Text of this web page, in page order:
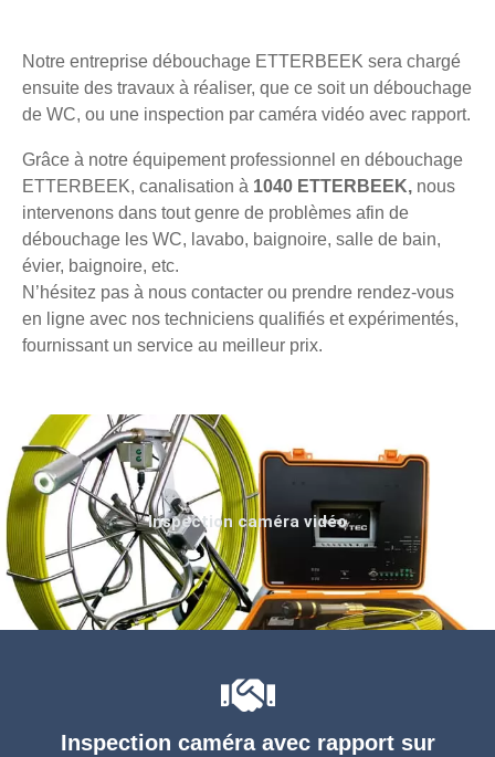
Notre entreprise débouchage ETTERBEEK sera chargé
ensuite des travaux à réaliser, que ce soit un débouchage
de WC, ou une inspection par caméra vidéo avec rapport.
Grâce à notre équipement professionnel en débouchage
ETTERBEEK, canalisation à 1040 ETTERBEEK, nous
intervenons dans tout genre de problèmes afin de
débouchage les WC, lavabo, baignoire, salle de bain,
évier, baignoire, etc.
N’hésitez pas à nous contacter ou prendre rendez-vous
en ligne avec nos techniciens qualifiés et expérimentés,
fournissant un service au meilleur prix.
Inspection caméra avec rapport sur
Inspection caméra vidéo